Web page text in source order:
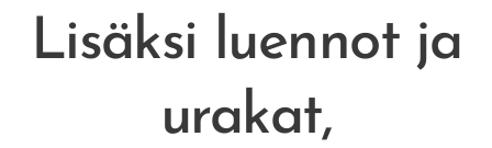
Lisäksi luennot ja
urakat,